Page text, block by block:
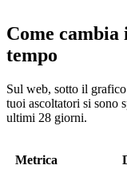
Come
tempo
Sul web, sotto il
tuoi ascoltatori si sono
ultimi 28 giorni.
Metrica